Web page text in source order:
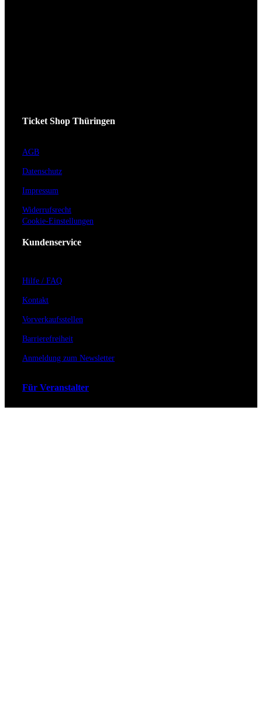
Ticket Shop Thüringen
AGB
Datenschutz
Impressum
Widerrufsrecht
Cookie-Einstellungen
Kundenservice
Hilfe / FAQ
Kontakt
Vorverkaufsstellen
Barrierefreiheit
Anmeldung zum Newsletter
Für Veranstalter